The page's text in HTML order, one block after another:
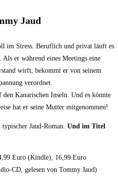
Jaud
im Stress. Beruflich und privat läuft es
er während eines Meetings eine
wirft, bekommt er von seinem
verordnet.
Kanarischen Inseln. Und es könnte
hat er seine Mutter mitgenommen!
Jaud-Roman. Und im Titel
Euro (Kindle), 16,99 Euro
CD, gelesen von Tommy Jaud)